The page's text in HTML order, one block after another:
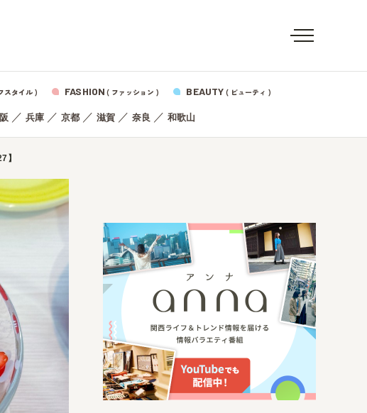
スタイル ) FASHION ( ファッション ) BEAUTY ( ビューティ )
／ 兵庫／ 京都／ 滋賀／ 奈良 ／ 和歌山
】